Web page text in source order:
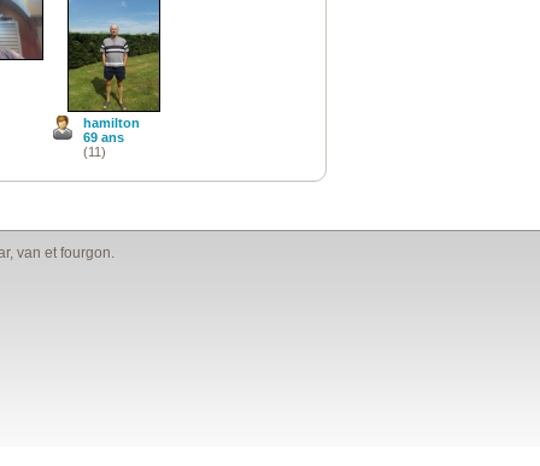
hamilton
69 ans
(11)
van et fourgon.